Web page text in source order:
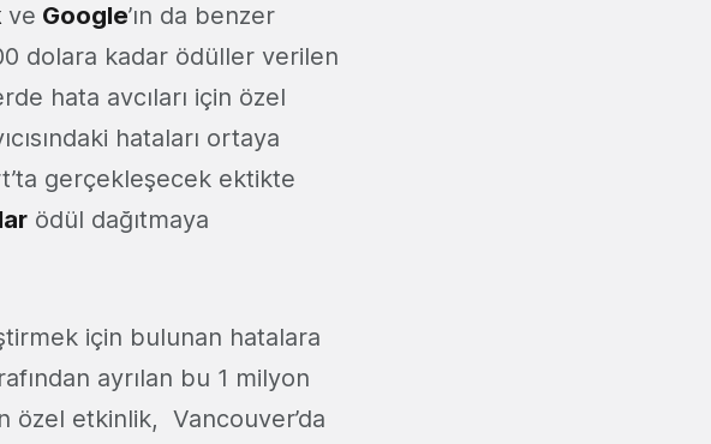
ve Google’ın da benzer
dolara kadar ödüller verilen
hata avcıları için özel
hataları ortaya
gerçekleşecek ektikte
ödül dağıtmaya
için bulunan hatalara
ayrılan bu 1 milyon
özel etkinlik, Vancouver’da